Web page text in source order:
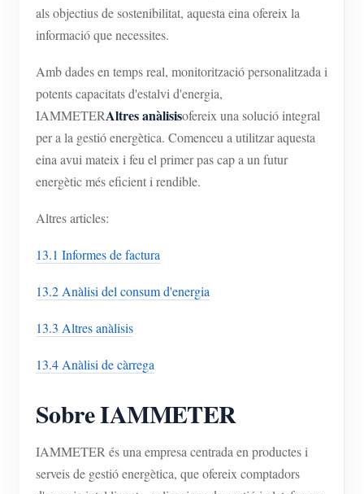
als objectius de sostenibilitat, aquesta eina ofereix la
informació que necessites.
Amb dades en temps real, monitorització personalitzada i
potents capacitats d'estalvi d'energia,
IAMMETERAltres anàlisisofereix una solució integral
per a la gestió energètica. Comenceu a utilitzar aquesta
eina avui mateix i feu el primer pas cap a un futur
energètic més eficient i rendible.
Altres articles:
13.1 Informes de factura
13.2 Anàlisi del consum d'energia
13.3 Altres anàlisis
13.4 Anàlisi de càrrega
Sobre IAMMETER
IAMMETER és una empresa centrada en productes i
serveis de gestió energètica, que ofereix comptadors